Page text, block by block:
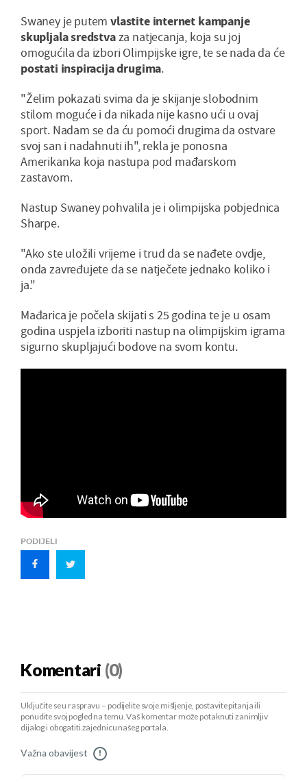
Swaney je putemvlastite internet kampanje
skupljala sredstvaza natjecanja, koja su joj
omogućila da izbori Olimpijske igre, te se nada da će
postati inspiracija drugima.
"Želim pokazati svima da je skijanje slobodnim
stilom moguće i da nikada nije kasno ući u ovaj
sport. Nadam se da ću pomoći drugima da ostvare
svoj san i nadahnuti ih", rekla je ponosna
Amerikanka koja nastupa pod mađarskom
zastavom.
Nastup Swaney pohvalila je i olimpijska pobjednica
Sharpe.
"Ako ste uložili vrijeme i trud da se nađete ovdje,
onda zavređujete da se natječete jednako koliko i
ja."
Mađarica je počela skijati s 25 godina te je u osam
godina uspjela izboriti nastup na olimpijskim igrama
sigurno skupljajući bodove na svom kontu.
PODIJELI
Komentari (0)
Uključite se u raspravu – podijelite svoje mišljenje, postavite pitanja ili
ponudite svoj pogled na temu. Vaš komentar može potaknuti zanimljiv
dijalog i obogatiti zajednicu našeg portala.
Važna obavijest !